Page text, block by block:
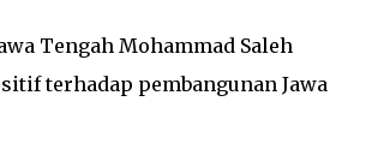
Tengah Mohammad Saleh
terhadap pembangunan Jawa